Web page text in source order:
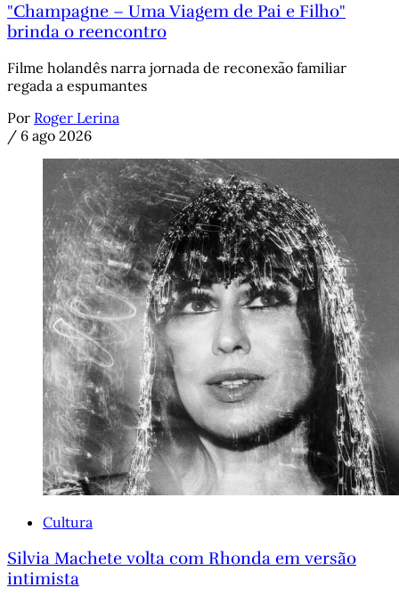
"Champagne – Uma Viagem de Pai e Filho"
brinda o reencontro
Filme holandês narra jornada de reconexão familiar
regada a espumantes
Por Roger Lerina
/ 6 ago 2026
Cultura
Silvia Machete volta com Rhonda em versão
intimista